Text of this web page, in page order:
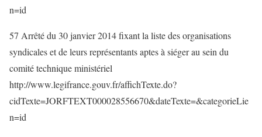
n=id
57 Arrêté du 30 janvier 2014 fixant la liste des organisations
syndicales et de leurs représentants aptes à siéger au sein du
comité technique ministériel
http://www.legifrance.gouv.fr/affichTexte.do?
cidTexte=JORFTEXT000028556670&dateTexte=&categorieLie
n=id